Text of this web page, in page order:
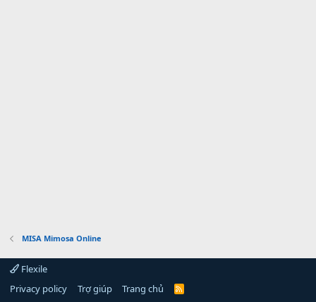
MISA Mimosa Online
Flexile
Privacy policy
Trợ giúp Trang chủ
R